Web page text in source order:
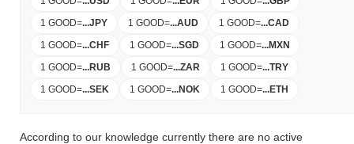
1 GOOD=...JPY 1 GOOD=...AUD 1 GOOD=...CAD
1 GOOD=...CHF 1 GOOD=...SGD 1 GOOD=...MXN
1 GOOD=...RUB 1 GOOD=...ZAR 1 GOOD=...TRY
1 GOOD=...SEK 1 GOOD=...NOK 1 GOOD=...ETH
According to our knowledge currently there are no active